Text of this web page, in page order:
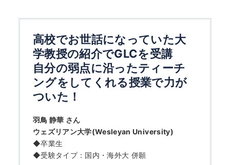
高校でお世話になっていた大
学教授の紹介でGLCを受講
自分の弱点に沿ったティーチ
ングをしてくれる授業で力が
ついた！
羽鳥 静華 さん
ウェズリアン大学(Wesleyan University)
◆卒業生
◆受験タイプ：国内・海外大 併願